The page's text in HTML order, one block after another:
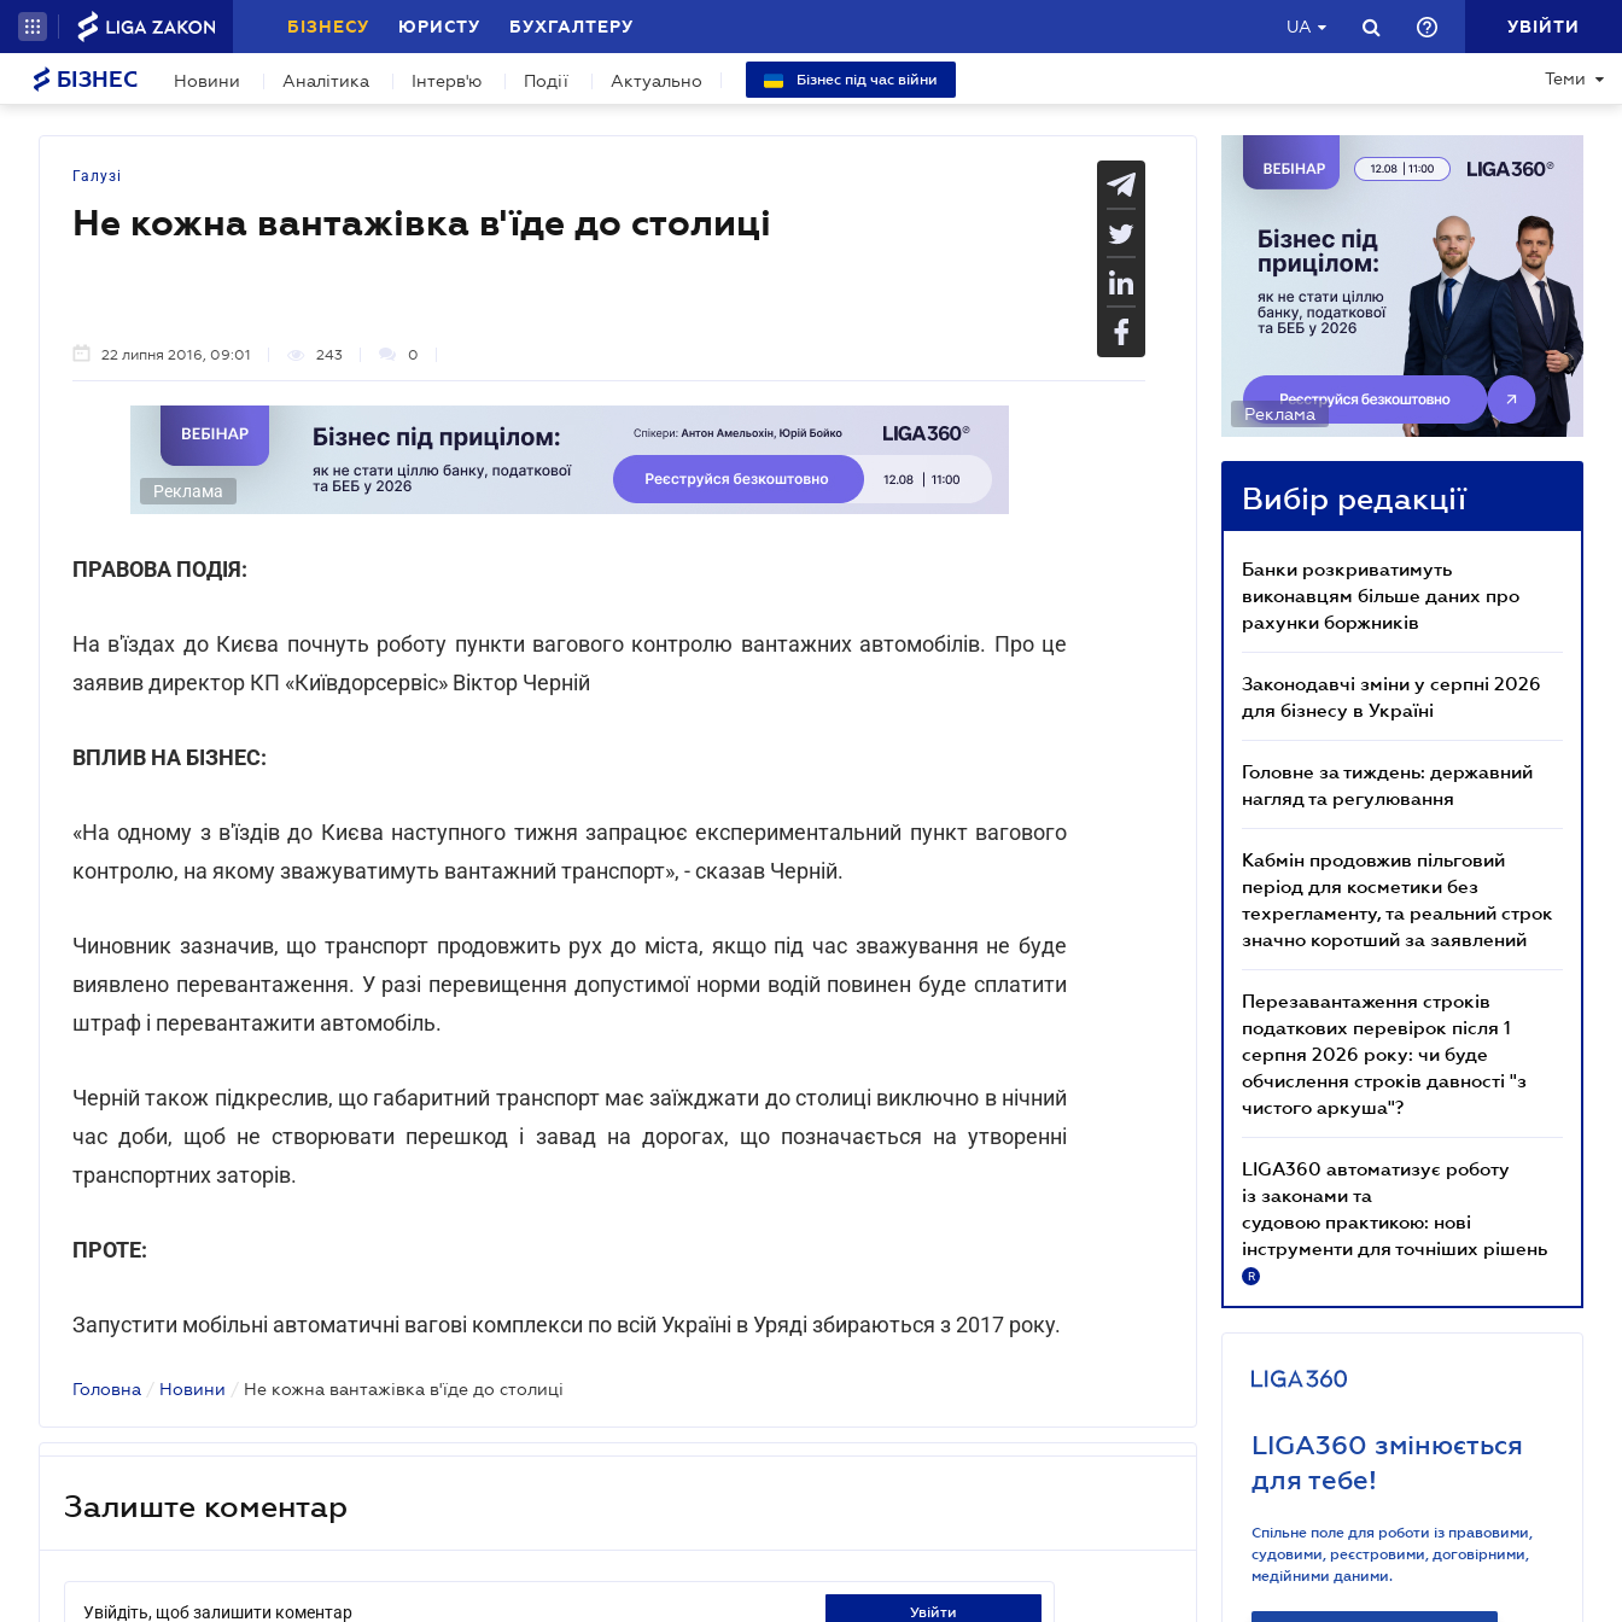
БІЗНЕСУ ЮРИСТУ БУХГАЛТЕРУ UA УВІЙТИ
БІЗНЕС Новини Аналітика Інтерв'ю Події Актуально Бізнес під час війни Теми
Галузі
Не кожна вантажівка в'їде до столиці
22 липня 2016, 09:01 243 0
Реклама
ПРАВОВА ПОДІЯ:
На в'їздах до Києва почнуть роботу пункти вагового контролю вантажних автомобілів. Про це
заявив директор КП «Київдорсервіс» Віктор Черній
ВПЛИВ НА БІЗНЕС:
«На одному з в'їздів до Києва наступного тижня запрацює експериментальний пункт вагового
контролю, на якому зважуватимуть вантажний транспорт», - сказав Черній.
Чиновник зазначив, що транспорт продовжить рух до міста, якщо під час зважування не буде
виявлено перевантаження. У разі перевищення допустимої норми водій повинен буде сплатити
штраф і перевантажити автомобіль.
Черній також підкреслив, що габаритний транспорт має заїжджати до столиці виключно в нічний
час доби, щоб не створювати перешкод і завад на дорогах, що позначається на утворенні
транспортних заторів.
ПРОТЕ:
Запустити мобільні автоматичні вагові комплекси по всій Україні в Уряді збираються з 2017 року.
Головна / Новини / Не кожна вантажівка в'їде до столиці
Залиште коментар
Увійдіть, щоб залишити коментар увійти
Реклама
Вибір редакції
Банки розкриватимуть
виконавцям більше даних про
рахунки боржників
Законодавчі зміни у серпні 2026
для бізнесу в Україні
Головне за тиждень: державний
нагляд та регулювання
Кабмін продовжив пільговий
період для косметики без
техрегламенту, та реальний строк
значно коротший за заявлений
Перезавантаження строків
податкових перевірок після 1
серпня 2026 року: чи буде
обчислення строків давності "з
чистого аркуша"?
LIGA360 автоматизує роботу
із законами та
судовою практикою: нові
інструменти для точніших рішень
R
LIGA360 змінюється
для тебе!
Спільне поле для роботи із правовими,
судовими, реєстровими, договірними,
медійними даними.